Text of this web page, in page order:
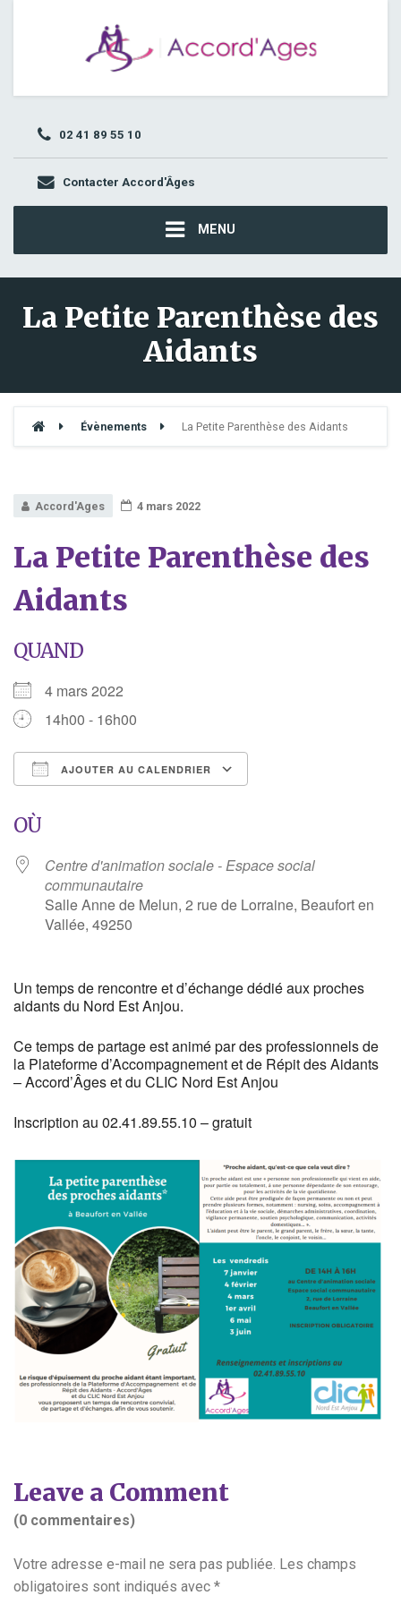
02 41 89 55 10
Contacter Accord'Âges
MENU
La Petite Parenthèse des
Aidants
Évènements La Petite Parenthèse des Aidants
Accord'Ages 4 mars 2022
La Petite Parenthèse des
Aidants
QUAND
4 mars 2022
14h00 - 16h00
AJOUTER AU CALENDRIER
OÙ
Centre d'animation sociale - Espace social
communautaire
Salle Anne de Melun, 2 rue de Lorraine, Beaufort en
Vallée, 49250
Un temps de rencontre et d’échange dédié aux proches
aidants du Nord Est Anjou.
Ce temps de partage est animé par des professionnels de
la Plateforme d’Accompagnement et de Répit des Aidants
– Accord’Âges et du CLIC Nord Est Anjou
Inscription au 02.41.89.55.10 – gratuit
Leave a Comment
(0 commentaires)
Votre adresse e-mail ne sera pas publiée. Les champs
obligatoires sont indiqués avec *